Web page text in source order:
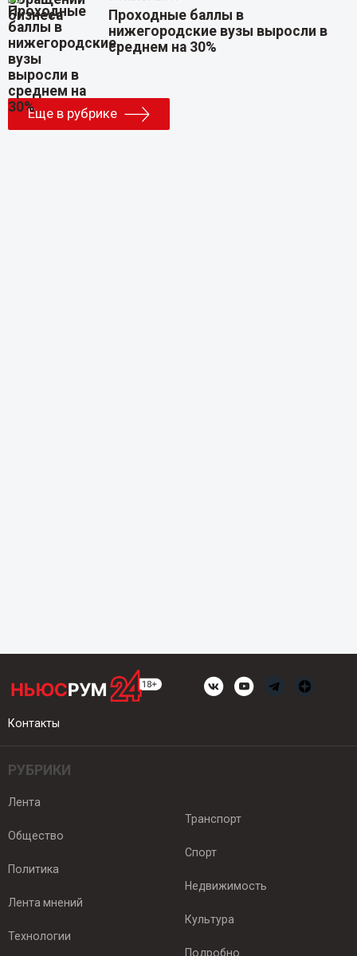
Проходные баллы в
нижегородские вузы выросли в
среднем на 30%
Еще в рубрике
Контакты
РУБРИКИ
Лента
Общество
Политика
Лента мнений
Технологии
Транспорт
Спорт
Недвижимость
Культура
Подробно